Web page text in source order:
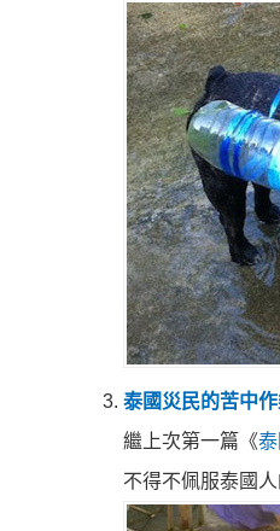
泰國災民的苦中
繼上次第一篇《
不得不佩服泰國